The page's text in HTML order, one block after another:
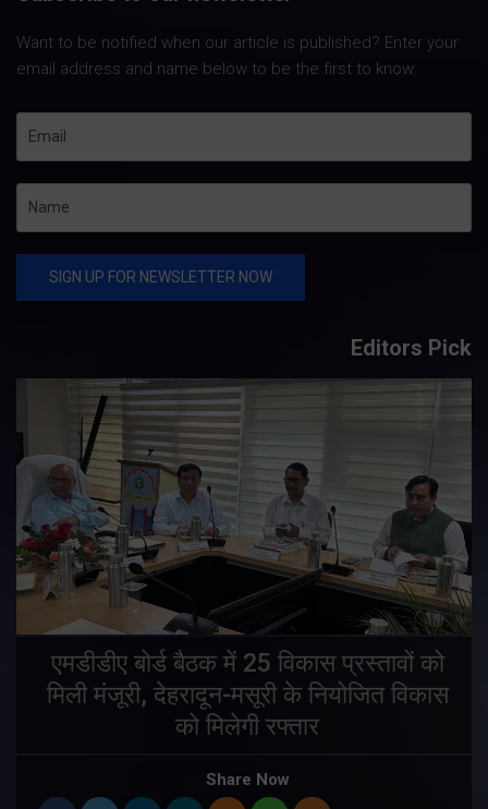
Want to be notified when our article is published? Enter your
email address and name below to be the first to know.
Editors Pick
एमडीडीए बोर्ड बैठक में 25 विकास प्रस्तावों को
मिली मंजूरी, देहरादून-मसूरी के नियोजित विकास
को मिलेगी रफ्तार
Share Now